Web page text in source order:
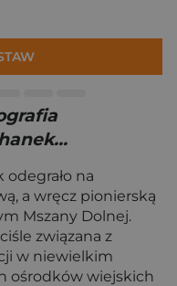
odegrało na
a wręcz pionierską
Mszany Dolnej.
związana z
w niewielkim
ośrodków wiejskich